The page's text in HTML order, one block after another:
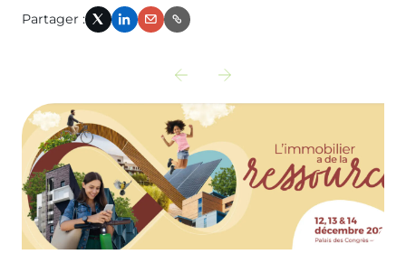
Partager :
X LinkedIn
Email
Link
Découvrir
l‘actualité
précédente
:
glossaire-
obligations-
Découvrir
l‘actualité
suivante
:
webinaire-
decret-